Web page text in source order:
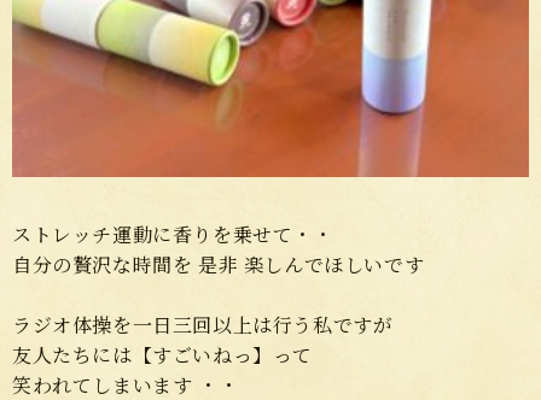
ストレッチ運動に香りを乗せて・・
自分の贅沢な時間を 是非 楽しんでほしいです
ラジオ体操を一日三回以上は行う私ですが
友人たちには【すごいねっ】って
笑われてしまいます ・・